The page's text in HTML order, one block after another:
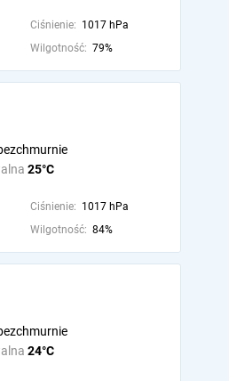
Ciśnienie: 1017 hPa
Wilgotność: 79%
25°C
Ciśnienie: 1017 hPa
Wilgotność: 84%
24°C